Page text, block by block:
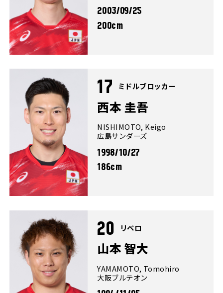
2003/09/25
200cm
17 ミドルブロッカー
西本 圭吾
NISHIMOTO, Keigo
広島サンダーズ
1998/10/27
186cm
20 リベロ
山本 智大
YAMAMOTO, Tomohiro
大阪ブルテオン